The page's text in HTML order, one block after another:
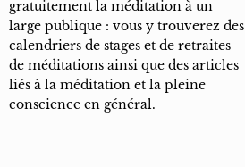
gratuitement la méditation à un
large publique : vous y trouverez des
calendriers de stages et de retraites
de méditations ainsi que des articles
liés à la méditation et la pleine
conscience en général.